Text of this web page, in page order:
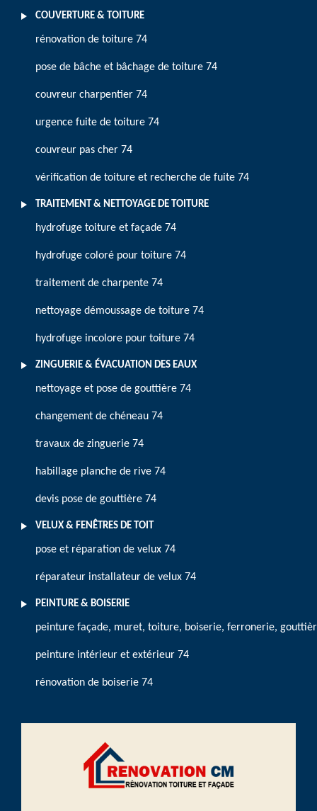
COUVERTURE & TOITURE
rénovation de toiture 74
pose de bâche et bâchage de toiture 74
couvreur charpentier 74
urgence fuite de toiture 74
couvreur pas cher 74
vérification de toiture et recherche de fuite 74
TRAITEMENT & NETTOYAGE DE TOITURE
hydrofuge toiture et façade 74
hydrofuge coloré pour toiture 74
traitement de charpente 74
nettoyage démoussage de toiture 74
hydrofuge incolore pour toiture 74
ZINGUERIE & ÉVACUATION DES EAUX
nettoyage et pose de gouttière 74
changement de chéneau 74
travaux de zinguerie 74
habillage planche de rive 74
devis pose de gouttière 74
VELUX & FENÊTRES DE TOIT
pose et réparation de velux 74
réparateur installateur de velux 74
PEINTURE & BOISERIE
peinture façade, muret, toiture, boiserie, ferronerie,
peinture intérieur et extérieur 74
rénovation de boiserie 74